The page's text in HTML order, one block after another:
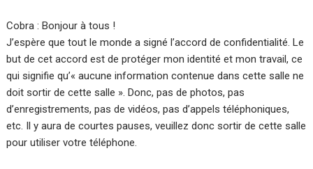
Cobra : Bonjour à tous !
J’espère que tout le monde a signé l’accord de confidentialité. Le
but de cet accord est de protéger mon identité et mon travail, ce
qui signifie qu’« aucune information contenue dans cette salle ne
doit sortir de cette salle ». Donc, pas de photos, pas
d’enregistrements, pas de vidéos, pas d’appels téléphoniques,
etc. Il y aura de courtes pauses, veuillez donc sortir de cette salle
pour utiliser votre téléphone.